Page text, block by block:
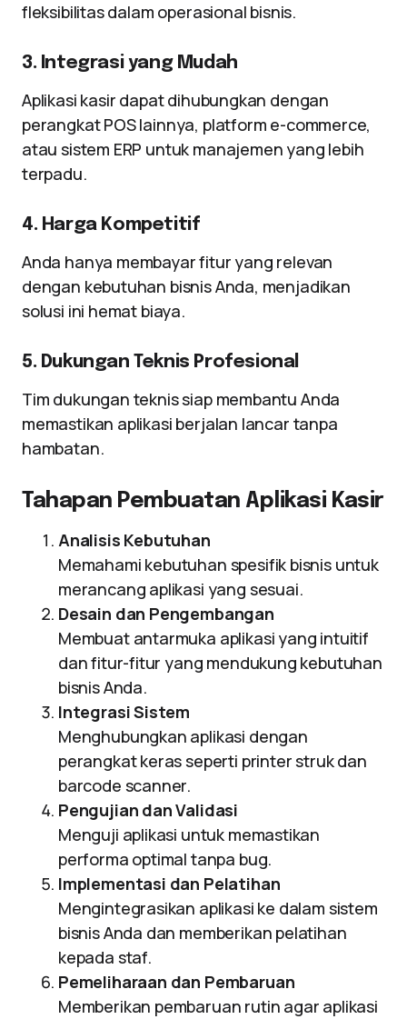
fleksibilitas dalam operasional bisnis.
3. Integrasi yang Mudah
Aplikasi kasir dapat dihubungkan dengan
perangkat POS lainnya, platform e-commerce,
atau sistem ERP untuk manajemen yang lebih
terpadu.
4. Harga Kompetitif
Anda hanya membayar fitur yang relevan
dengan kebutuhan bisnis Anda, menjadikan
solusi ini hemat biaya.
5. Dukungan Teknis Profesional
Tim dukungan teknis siap membantu Anda
memastikan aplikasi berjalan lancar tanpa
hambatan.
Tahapan Pembuatan Aplikasi Kasir
Analisis Kebutuhan
Memahami kebutuhan spesifik bisnis untuk
merancang aplikasi yang sesuai.
Desain dan Pengembangan
Membuat antarmuka aplikasi yang intuitif
dan fitur-fitur yang mendukung kebutuhan
bisnis Anda.
Integrasi Sistem
Menghubungkan aplikasi dengan
perangkat keras seperti printer struk dan
barcode scanner.
Pengujian dan Validasi
Menguji aplikasi untuk memastikan
performa optimal tanpa bug.
Implementasi dan Pelatihan
Mengintegrasikan aplikasi ke dalam sistem
bisnis Anda dan memberikan pelatihan
kepada staf.
Pemeliharaan dan Pembaruan
Memberikan pembaruan rutin agar aplikasi